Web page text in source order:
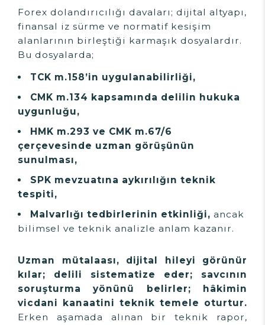
Forex dolandırıcılığı davaları; dijital altyapı,
finansal iz sürme ve normatif kesişim
alanlarının birleştiği karmaşık dosyalardır.
Bu dosyalarda;
TCK m.158’in uygulanabilirliği,
CMK m.134 kapsamında delilin hukuka
uygunluğu,
HMK m.293 ve CMK m.67/6
çerçevesinde uzman görüşünün
sunulması,
SPK mevzuatına aykırılığın teknik
tespiti,
Malvarlığı tedbirlerinin etkinliği,ancak
bilimsel ve teknik analizle anlam kazanır.
Uzman mütalaası, dijital hileyi görünür
kılar; delili sistematize eder; savcının
soruşturma yönünü belirler; hâkimin
vicdani kanaatini teknik temele oturtur.
Erken aşamada alınan bir teknik rapor,